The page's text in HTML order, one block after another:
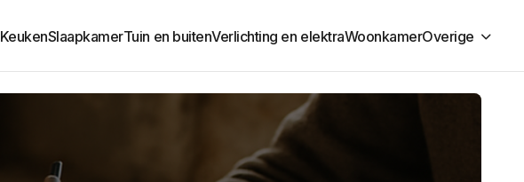
KeukenSlaapkamerTuin en buitenVerlichting en elektraWoonkamerOverige